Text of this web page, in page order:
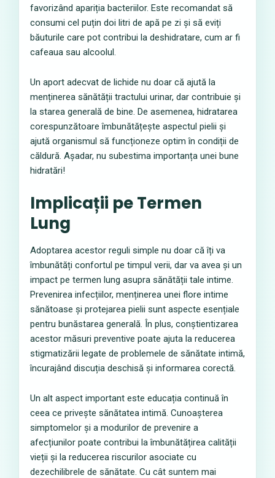
favorizând apariția bacteriilor. Este recomandat să
consumi cel puțin doi litri de apă pe zi și să eviți
băuturile care pot contribui la deshidratare, cum ar fi
cafeaua sau alcoolul.
Un aport adecvat de lichide nu doar că ajută la
menținerea sănătății tractului urinar, dar contribuie și
la starea generală de bine. De asemenea, hidratarea
corespunzătoare îmbunătățește aspectul pielii și
ajută organismul să funcționeze optim în condiții de
căldură. Așadar, nu subestima importanța unei bune
hidratări!
Implicații pe Termen
Lung
Adoptarea acestor reguli simple nu doar că îți va
îmbunătăți confortul pe timpul verii, dar va avea și un
impact pe termen lung asupra sănătății tale intime.
Prevenirea infecțiilor, menținerea unei flore intime
sănătoase și protejarea pielii sunt aspecte esențiale
pentru bunăstarea generală. În plus, conștientizarea
acestor măsuri preventive poate ajuta la reducerea
stigmatizării legate de problemele de sănătate intimă,
încurajând discuția deschisă și informarea corectă.
Un alt aspect important este educația continuă în
ceea ce privește sănătatea intimă. Cunoașterea
simptomelor și a modurilor de prevenire a
afecțiunilor poate contribui la îmbunătățirea calității
vieții și la reducerea riscurilor asociate cu
dezechilibrele de sănătate. Cu cât suntem mai